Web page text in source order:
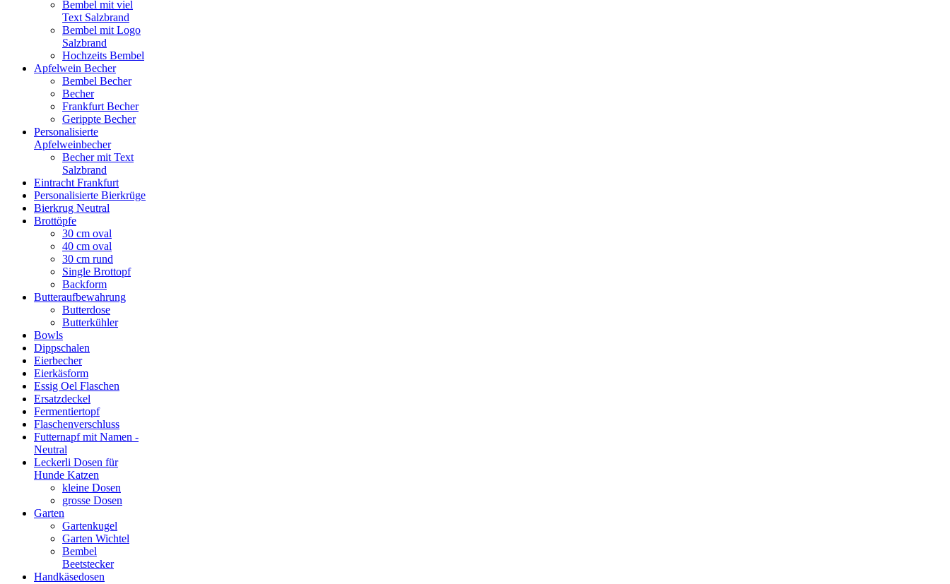
Bembel mit viel
Text Salzbrand
Bembel mit Logo
Salzbrand
Hochzeits Bembel
Apfelwein Becher
Bembel Becher
Becher
Frankfurt Becher
Gerippte Becher
Personalisierte
Apfelweinbecher
Becher mit Text
Salzbrand
Eintracht Frankfurt
Personalisierte Bierkrüge
Bierkrug Neutral
Brottöpfe
30 cm oval
40 cm oval
30 cm rund
Single Brottopf
Backform
Butteraufbewahrung
Butterdose
Butterkühler
Bowls
Dippschalen
Eierbecher
Eierkäsform
Essig Oel Flaschen
Ersatzdeckel
Fermentiertopf
Flaschenverschluss
Futternapf mit Namen -
Neutral
Leckerli Dosen für
Hunde Katzen
kleine Dosen
grosse Dosen
Garten
Gartenkugel
Garten Wichtel
Bembel
Beetstecker
Handkäsedosen